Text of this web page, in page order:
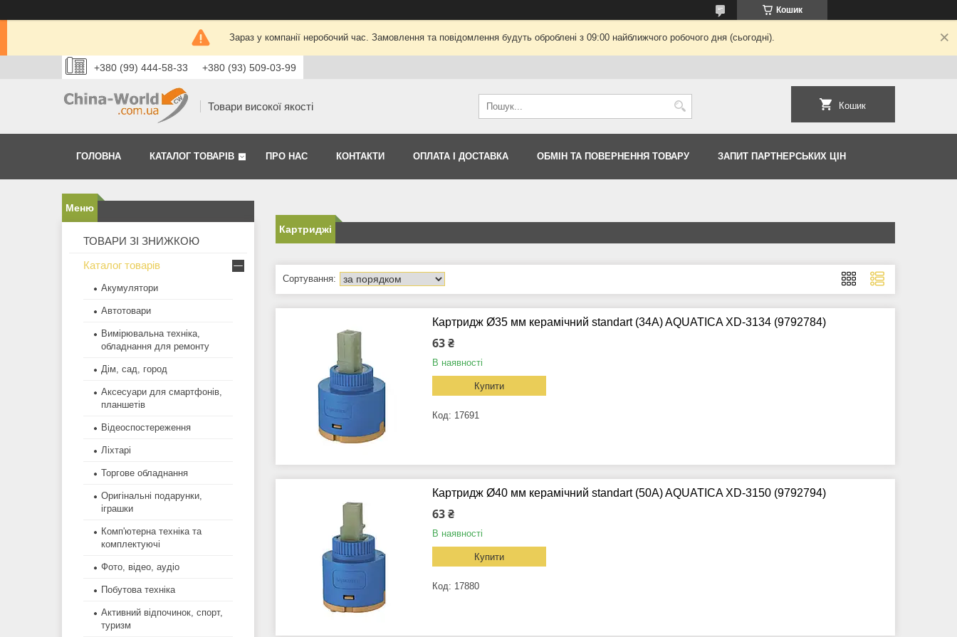
Кошик
Зараз у компанії неробочий час. Замовлення та повідомлення будуть оброблені з 09:00 найближчого робочого дня (сьогодні).
+380 (99) 444-58-33 +380 (93) 509-03-99
Товари високої якості Кошик
ГОЛОВНА КАТАЛОГ ТОВАРІВ ПРО НАС КОНТАКТИ ОПЛАТА І ДОСТАВКА ОБМІН ТА ПОВЕРНЕННЯ ТОВАРУ ЗАПИТ ПАРТНЕРСЬКИХ ЦІН
Картриджі
Картридж Ø35 мм керамічний standart (34A) AQUATICA XD-3134 (9792784)
63 ₴
В наявності
Купити
17691
Картридж Ø40 мм керамічний standart (50A) AQUATICA XD-3150 (9792794)
63 ₴
В наявності
Купити
17880
ТОВАРИ ЗІ ЗНИЖКОЮ
Каталог товарів
Акумулятори
Автотовари
Вимірювальна техніка,
обладнання для ремонту
Дім, сад, город
Аксесуари для смартфонів,
планшетів
Відеоспостереження
Ліхтарі
Торгове обладнання
Оригінальні подарунки,
іграшки
Комп'ютерна техніка та
комплектуючі
Фото, відео, аудіо
Побутова техніка
Активний відпочинок, спорт,
туризм